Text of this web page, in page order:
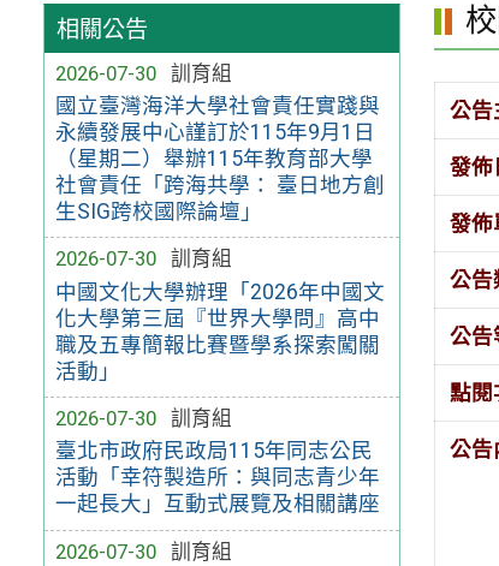
相關公告
2026-07-30
訓育組
國立臺灣海洋大學社會責任實踐與
永續發展中心謹訂於115年9月1日
（星期二）舉辦115年教育部大學
社會責任「跨海共學： 臺日地方創
生SIG跨校國際論壇」
2026-07-30
訓育組
中國文化大學辦理「2026年中國文
化大學第三屆『世界大學問』高中
職及五專簡報比賽暨學系探索闖關
活動」
2026-07-30
訓育組
臺北市政府民政局115年同志公民
活動「幸符製造所：與同志青少年
一起長大」互動式展覽及相關講座
2026-07-30
訓育組
公告
發佈
發佈
公告
公告
點閱
公告